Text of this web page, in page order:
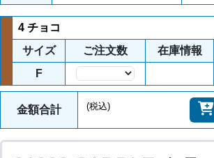
4 チョコ
サイズ
ご注文数 在庫情報
F
金額合計 (税込)